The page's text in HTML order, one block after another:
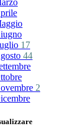
17
44
2